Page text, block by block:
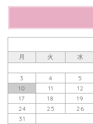
月
火 水
3
4 5
10
11 12
17
18 19
24
25 26
31